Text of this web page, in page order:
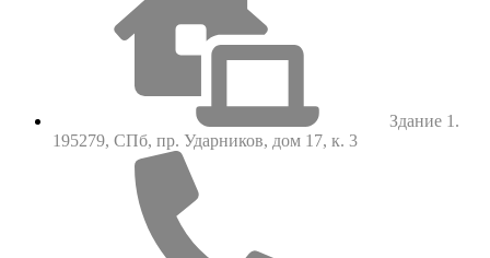
Здание 1.
195279, СПб, пр. Ударников, дом 17, к. 3